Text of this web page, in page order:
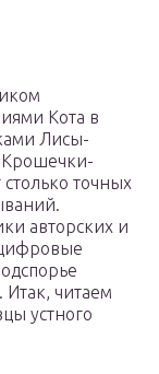
Кота в
Лисы-
Крошечки-
точных
авторских и
читаем
устного